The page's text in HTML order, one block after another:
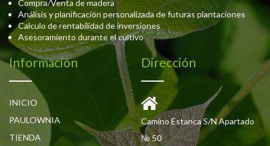
Compra/Venta de madera
Análisis y planificación personalizada de futuras plantaciones
Calculo de rentabilidad de inversiones
Asesoramiento durante el cultivo
Información
INICIO
PAULOWNIA
TIENDA
Dirección
Camino Estanca S/N Apartado
№ 50